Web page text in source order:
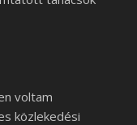
voltam
közlekedési